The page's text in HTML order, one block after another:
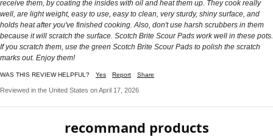
receive them, by coating the insides with oil and heat them up. They cook really
well, are light weight, easy to use, easy to clean, very sturdy, shiny surface, and
holds heat after you've finished cooking. Also, don't use harsh scrubbers in them
because it will scratch the surface. Scotch Brite Scour Pads work well in these pots.
If you scratch them, use the green Scotch Brite Scour Pads to polish the scratch
marks out. Enjoy them!
WAS THIS REVIEW HELPFUL? Yes Report Share
Reviewed in the United States on April 17, 2026
recommand products